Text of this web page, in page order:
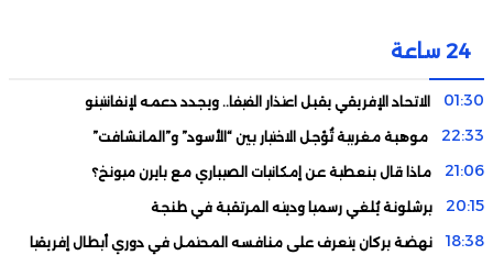
24 ساعة
01:30 الاتحاد الإفريقي يقبل اعتذار الفيفا.. ويجدد دعمه لإنفانتينو
22:33 موهبة مغربية تُؤجل الاختيار بين “الأسود” و”المانشافت”
21:06 ماذا قال بنعطية عن إمكانيات الصيباري مع بايرن ميونخ؟
20:15 برشلونة يُلغي رسميا وديته المرتقبة في طنجة
18:38 نهضة بركان يتعرف على منافسه المحتمل في دوري أبطال إفريقيا